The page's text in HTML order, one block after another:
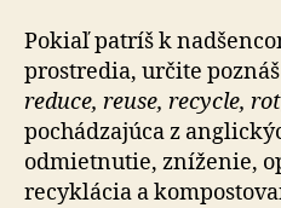
Pokiaľ patríš k
prostredia, určite
reduce, reuse, recycle, rot
pochádzajúca z
odmietnutie, zníženie,
recyklácia a